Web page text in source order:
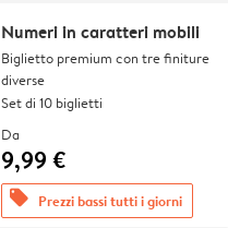
Numeri in caratteri mobili
Biglietto premium con tre finiture
diverse
Set di 10 biglietti
Da
9,99 €
offers Prezzi bassi tutti i giorni